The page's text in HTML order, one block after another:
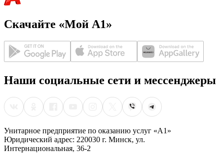
Скачайте «Мой А1»
Наши социальные сети и мессенджеры
Унитарное предприятие по оказанию услуг «А1»
Юридический адрес: 220030 г. Минск, ул.
Интернациональная, 36-2